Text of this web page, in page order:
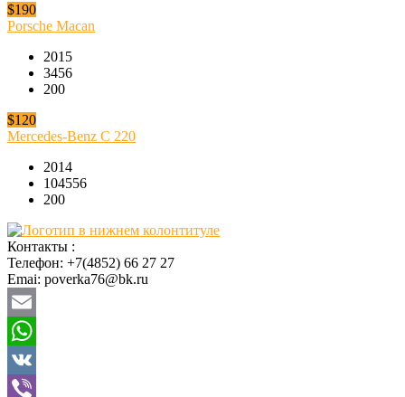
$190
Porsche Macan
2015
3456
200
$120
Mercedes-Benz C 220
2014
104556
200
Контакты :
Телефон: +7(4852) 66 27 27
Emai: poverka76@bk.ru
Email
WhatsApp
VK